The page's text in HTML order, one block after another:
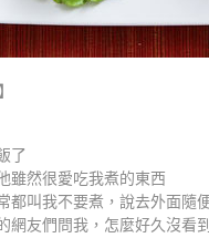
了
雖然很愛吃我煮的東西
都叫我不要煮，說去外面隨
網友們問我，怎麼好久沒看